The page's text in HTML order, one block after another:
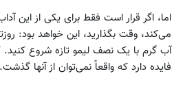
اما، اگر قرار است فقط برای یکی از این
می‌کند، وقت بگذارید، این خواهد بود:
آب گرم با یک نصف لیمو تازه شروع کنید.
فایده دارد که واقعاً نمی‌توان از آنها گذشت.